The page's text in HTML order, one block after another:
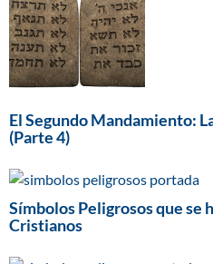
El Segundo Mandamiento:
(Parte 4)
Símbolos Peligrosos que se
Cristianos